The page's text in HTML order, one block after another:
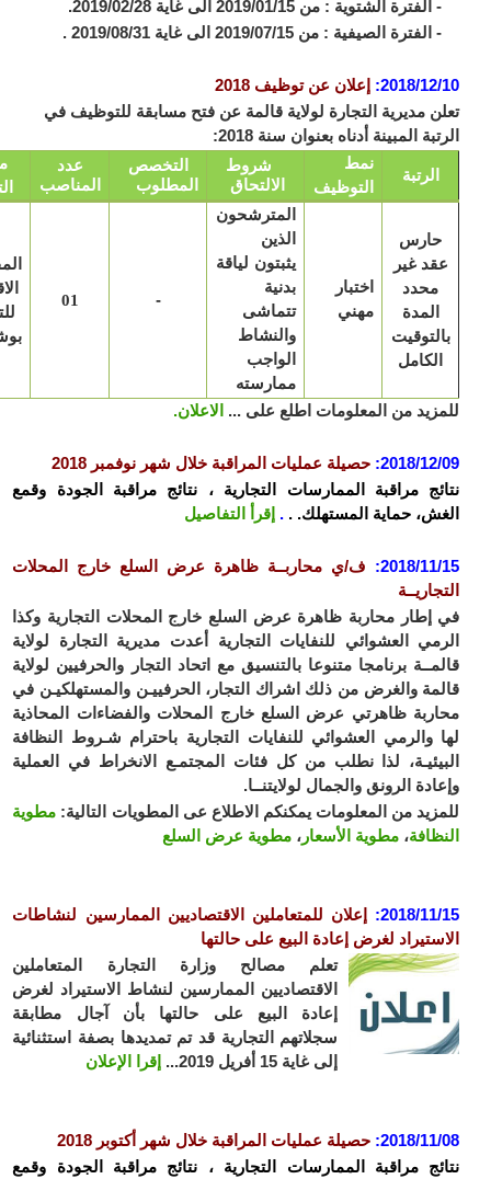
الشتوية : من 2019/01/15 الى غاية 2019/02/28.
الصيفية : من 2019/07/15 الى غاية 2019/08/31 .
2018/
:إعلان عن توظيف 2018
مديرية التجارة لولاية قالمة عن فتح مسابقة للتوظيف في
المبينة أدناه بعنوان سنة 2018:
التوظيف
الالتحاق
التخصص
المطلوب
عدد
المناصب
التعيين
غير
اختبار
مهني
المترشحون
يثبتون لياقة
بدنية
تتماشى
والنشاط
ممارسته
المفتشية
الاقليمية
بوشقوف
من المعلومات اطلع على ...الاعلان.
2018/
:حصيلة عمليات المراقبة خلال شهر نوفمبر 2018
مراقبة الممارسات التجارية ، نتائج مراقبة الجودة وقمع
حماية المستهلك. ..إقرأ التفاصيل
2018/
: ف/ي محاربــة ظاهرة عرض السلع خارج المحلات
إطار محاربة ظاهرة عرض السلع خارج المحلات التجارية وكذا
العشوائي للنفايات التجارية أعدت مديرية التجارة لولاية
برنامجا متنوعا بالتنسيق مع اتحاد التجار والحرفيين لولاية
والغرض من ذلك اشراك التجار، الحرفييـن والمستهلكيـن في
ظاهرتي عرض السلع خارج المحلات والفضاءات المحاذية
والرمي العشوائي للنفايات التجارية باحترام شـروط النظافة
لذا نطلب من كل فئات المجتمـع الانخراط في العملية
الرونق والجمال لولايتنــا.
من المعلومات يمكنكم الاطلاع عى المطويات التالية:
مطوية
،مطوية الأسعار ،مطوية عرض السلع
2018/
: إعلان للمتعاملين الاقتصاديين الممارسين لنشاطات
لغرض إعادة البيع على حالتها
تعلم مصالح وزارة التجارة المتعاملين
الاقتصاديين الممارسين لنشاط الاستيراد لغرض
إعادة البيع على حالتها بأن آجال مطابقة
سجلاتهم التجارية قد تم تمديدها بصفة استثنائية
إلى غاية 15 أفريل 2019...
إقرا الإعلان
2018/
:حصيلة عمليات المراقبة خلال شهر أكتوبر 2018
مراقبة الممارسات التجارية ، نتائج مراقبة الجودة وقمع